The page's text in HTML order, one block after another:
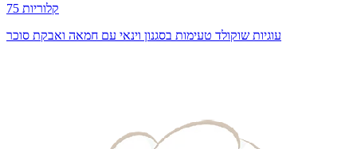
75 קלוריות
עוגיות שוקולד טעימות בסגנון וינאי עם חמאה ואבקת סוכר